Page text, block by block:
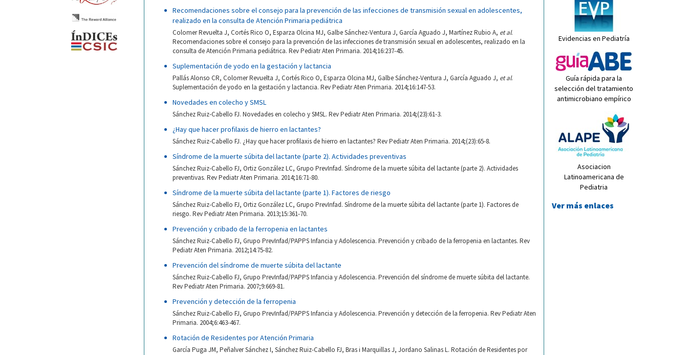
Recomendaciones sobre el consejo para la prevención de las infecciones de transmisión sexual en adolescentes,
realizado en la consulta de Atención Primaria pediátrica
Colomer Revuelta J, Cortés Rico O, Esparza Olcina MJ, Galbe Sánchez-Ventura J, García Aguado J, Martínez Rubio A, et al.
Recomendaciones sobre el consejo para la prevención de las infecciones de transmisión sexual en adolescentes, realizado en la
consulta de Atención Primaria pediátrica. Rev Pediatr Aten Primaria. 2014;16:237-45.
Suplementación de yodo en la gestación y lactancia
Pallás Alonso CR, Colomer Revuelta J, Cortés Rico O, Esparza Olcina MJ, Galbe Sánchez-Ventura J, García Aguado J, et al.
Suplementación de yodo en la gestación y lactancia. Rev Pediatr Aten Primaria. 2014;16:147-53.
Novedades en colecho y SMSL
Sánchez Ruiz-Cabello FJ. Novedades en colecho y SMSL. Rev Pediatr Aten Primaria. 2014;(23):61-3.
¿Hay que hacer profilaxis de hierro en lactantes?
Sánchez Ruiz-Cabello FJ. ¿Hay que hacer profilaxis de hierro en lactantes? Rev Pediatr Aten Primaria. 2014;(23):65-8.
Síndrome de la muerte súbita del lactante (parte 2). Actividades preventivas
Sánchez Ruiz-Cabello FJ, Ortiz González LC, Grupo PrevInfad. Síndrome de la muerte súbita del lactante (parte 2). Actividades
preventivas. Rev Pediatr Aten Primaria. 2014;16:71-80.
Síndrome de la muerte súbita del lactante (parte 1). Factores de riesgo
Sánchez Ruiz-Cabello FJ, Ortiz González LC, Grupo PrevInfad. Síndrome de la muerte súbita del lactante (parte 1). Factores de
riesgo. Rev Pediatr Aten Primaria. 2013;15:361-70.
Prevención y cribado de la ferropenia en lactantes
Sánchez Ruiz-Cabello FJ, Grupo PrevInfad/PAPPS Infancia y Adolescencia. Prevención y cribado de la ferropenia en lactantes. Rev
Pediatr Aten Primaria. 2012;14:75-82.
Prevención del síndrome de muerte súbita del lactante
Sánchez Ruiz-Cabello FJ, Grupo PrevInfad/PAPPS Infancia y Adolescencia. Prevención del síndrome de muerte súbita del lactante.
Rev Pediatr Aten Primaria. 2007;9:669-81.
Prevención y detección de la ferropenia
Sánchez Ruiz-Cabello FJ, Grupo PrevInfad/PAPPS Infancia y Adolescencia. Prevención y detección de la ferropenia. Rev Pediatr Aten
Primaria. 2004;6:463-467.
Rotación de Residentes por Atención Primaria
García Puga JM, Peñalver Sánchez I, Sánchez Ruiz-Cabello FJ, Bras i Marquillas J, Jordano Salinas L. Rotación de Residentes por
Evidencias en Pediatría
Guía rápida para la
selección del tratamiento
antimicrobiano empírico
Asociacion
Latinoamericana de
Pediatria
Ver más enlaces